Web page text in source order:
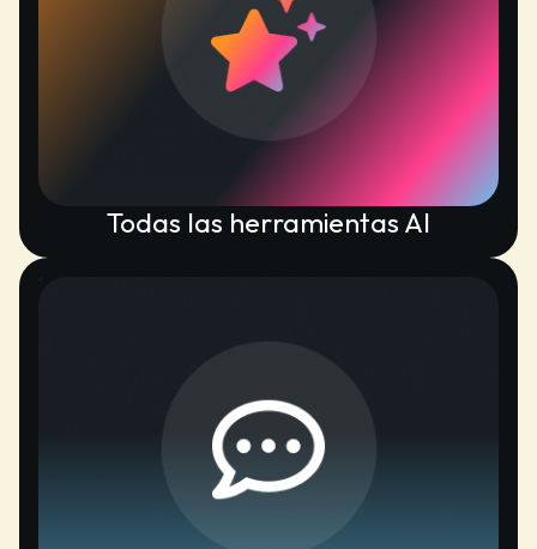
Todas las herramientas AI